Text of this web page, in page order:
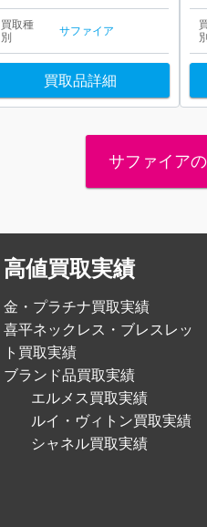
買取種
別
サファイア
買取品詳細
別
サファイア
高値買取実績
金・プラチナ買取実績
喜平ネックレス・ブレスレッ
ト買取実績
ブランド品買取実績
エルメス買取実績
ルイ・ヴィトン買取実績
シャネル買取実績